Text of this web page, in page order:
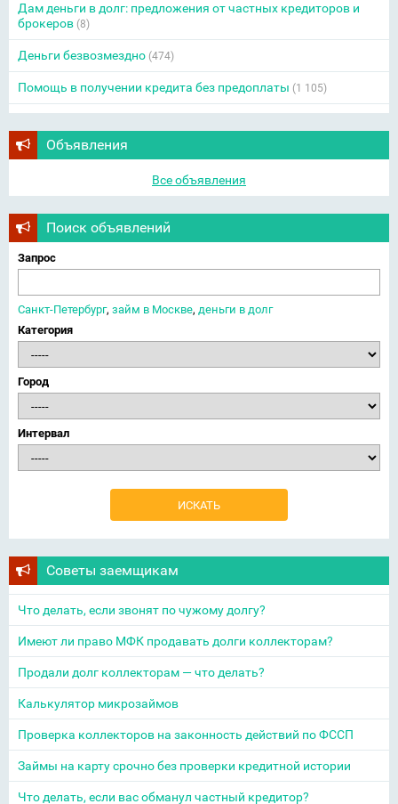
Дам деньги в долг: предложения от частных кредиторов и
брокеров (8)
Деньги безвозмездно (474)
Помощь в получении кредита без предоплаты (1 105)
Объявления
Все объявления
Поиск объявлений
Запрос
Санкт-Петербург, займ в Москве, деньги в долг
Категория
Город
Интервал
Советы заемщикам
Что делать, если звонят по чужому долгу?
Имеют ли право МФК продавать долги коллекторам?
Продали долг коллекторам — что делать?
Калькулятор микрозаймов
Проверка коллекторов на законность действий по ФССП
Займы на карту срочно без проверки кредитной истории
Что делать, если вас обманул частный кредитор?